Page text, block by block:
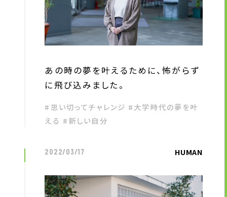
IRライブラリ
株式情報
業績・財務情報
IRカレンダー
電子公告
企業情報
企業情報TOP
あの時の夢を叶えるために、怖がらず
に飛び込みました。
#思い切ってチャレンジ #大学時代の夢を叶
える #新しい自分
HUMAN
2022/03/17